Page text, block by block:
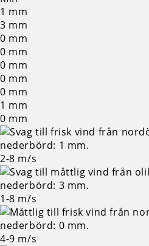
1 mm
3 mm
0 mm
0 mm
0 mm
0 mm
0 mm
1 mm
0 mm
2-8 m/s
1-8 m/s
4-9 m/s